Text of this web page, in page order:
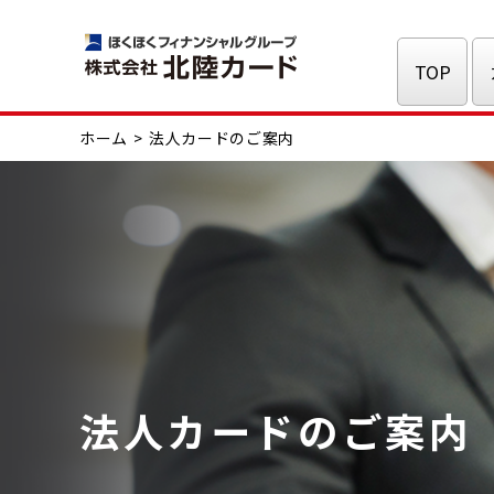
TOP
ホーム 法人カードのご案内
法人カードのご案内